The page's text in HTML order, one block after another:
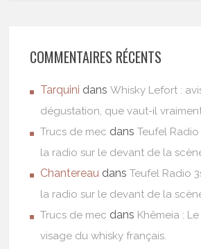
COMMENTAIRES RÉCENTS
Tarquini dansWhisky Lefort :
dégustation, que vaut-il
Trucs de mec dansTeufel
la radio sur le devant de la
Chantereau dansTeufel Radio
la radio sur le devant de la
Trucs de mec dans Khêmeia :
visage du whisky français.